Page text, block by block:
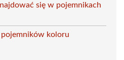
się w pojemnikach
koloru